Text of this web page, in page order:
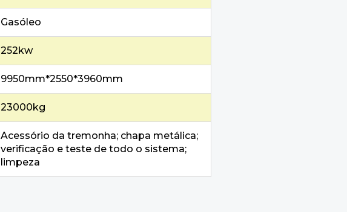
Gasóleo
252kw
9950mm*2550*3960mm
23000kg
Acessório da tremonha; chapa metálica;
verificação e teste de todo o sistema;
limpeza